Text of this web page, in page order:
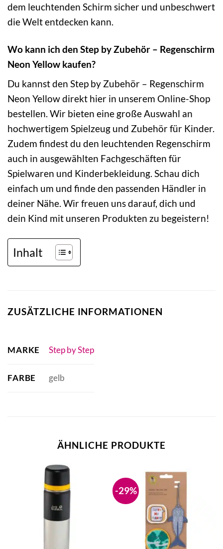
dem leuchtenden Schirm sicher und unbeschwert
die Welt entdecken kann.
Wo kann ich den Step by Zubehör – Regenschirm
Neon Yellow kaufen?
Du kannst den Step by Zubehör – Regenschirm
Neon Yellow direkt hier in unserem Online-Shop
bestellen. Wir bieten eine große Auswahl an
hochwertigem Spielzeug und Zubehör für Kinder.
Zudem findest du den leuchtenden Regenschirm
auch in ausgewählten Fachgeschäften für
Spielwaren und Kinderbekleidung. Schau dich
einfach um und finde den passenden Händler in
deiner Nähe. Wir freuen uns darauf, dich und
dein Kind mit unseren Produkten zu begeistern!
Inhalt
ZUSÄTZLICHE INFORMATIONEN
MARKE Step by Step
FARBE gelb
ÄHNLICHE PRODUKTE
-29%